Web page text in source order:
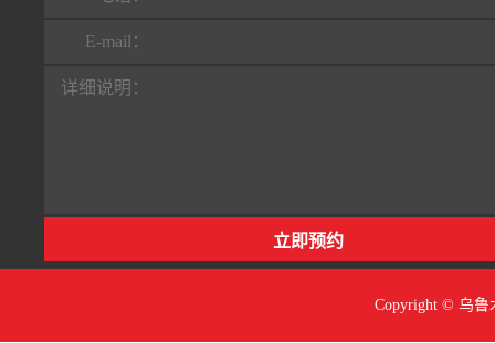
E-mail：
详细说明：
Copyright © 乌